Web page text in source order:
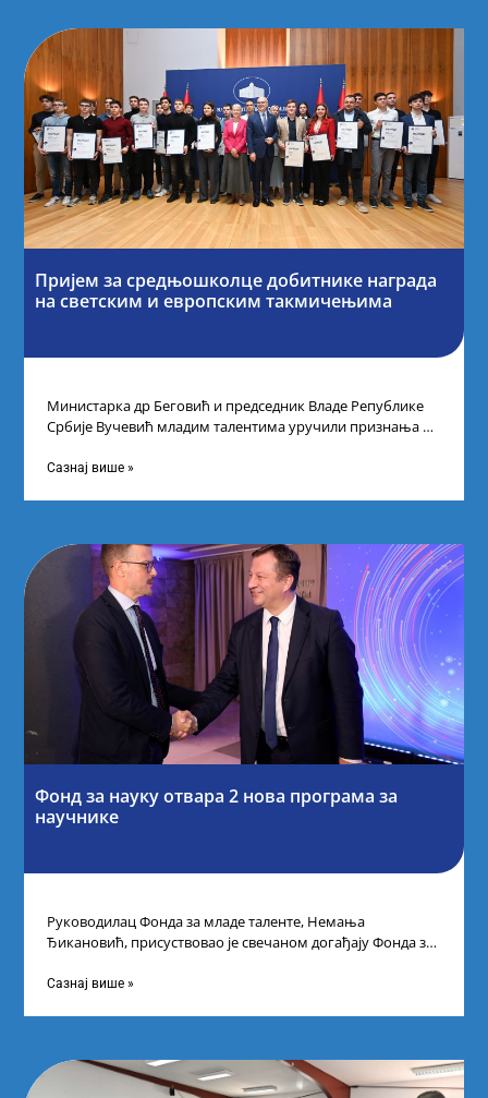
Пријем за средњошколце добитнике награда
на светским и европским такмичењима
Министарка др Беговић и председник Владе Републике
Србије Вучевић младим талентима уручили признања У
Сазнај више »
Фонд за науку отвара 2 нова програма за
научнике
Руководилац Фонда за младе таленте, Немања
Ђикановић, присуствовао је свечаном догађају Фонда за
Сазнај више »